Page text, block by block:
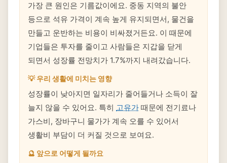
가장 큰 원인은 기름값이에요. 중동 지역의 불안
등으로 석유 가격이 계속 높게 유지되면서, 물건을
만들고 운반하는 비용이 비싸졌거든요. 이 때문에
기업들은 투자를 줄이고 사람들은 지갑을 닫게
되면서 성장률 전망치가 1.7%까지 내려갔습니다.
💡 우리 생활에 미치는 영향
성장률이 낮아지면 일자리가 줄어들거나 소득이 잘
늘지 않을 수 있어요. 특히 고유가 때문에 전기료나
가스비, 장바구니 물가가 계속 오를 수 있어서
생활비 부담이 더 커질 것으로 보여요.
🔮 앞으로 어떻게 될까요